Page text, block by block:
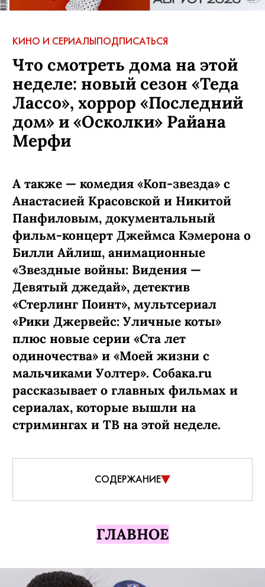
КИНО И СЕРИАЛЫПОДПИСАТЬСЯ
Что смотреть дома на этой
неделе: новый сезон «Теда
Лассо», хоррор «Последний
дом» и «Осколки» Райана
Мерфи
А также — комедия «Коп-звезда» с
Анастасией Красовской и Никитой
Панфиловым, документальный
фильм-концерт Джеймса Кэмерона о
Билли Айлиш, анимационные
«Звездные войны: Видения —
Девятый джедай», детектив
«Стерлинг Поинт», мультсериал
«Рики Джервейс: Уличные коты»
плюс новые серии «Ста лет
одиночества» и «Моей жизни с
мальчиками Уолтер». Собака.ru
рассказывает о главных фильмах и
сериалах, которые вышли на
стримингах и ТВ на этой неделе.
СОДЕРЖАНИЕ
ГЛАВНОЕ